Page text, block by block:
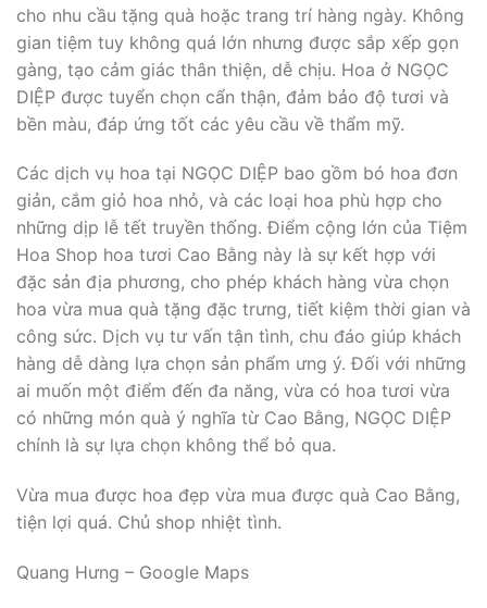
cho nhu cầu tặng quà hoặc trang trí hàng ngày. Không
gian tiệm tuy không quá lớn nhưng được sắp xếp gọn
gàng, tạo cảm giác thân thiện, dễ chịu. Hoa ở NGỌC
DIỆP được tuyển chọn cẩn thận, đảm bảo độ tươi và
bền màu, đáp ứng tốt các yêu cầu về thẩm mỹ.
Các dịch vụ hoa tại NGỌC DIỆP bao gồm bó hoa đơn
giản, cắm giỏ hoa nhỏ, và các loại hoa phù hợp cho
những dịp lễ tết truyền thống. Điểm cộng lớn của Tiệm
Hoa Shop hoa tươi Cao Bằng này là sự kết hợp với
đặc sản địa phương, cho phép khách hàng vừa chọn
hoa vừa mua quà tặng đặc trưng, tiết kiệm thời gian và
công sức. Dịch vụ tư vấn tận tình, chu đáo giúp khách
hàng dễ dàng lựa chọn sản phẩm ưng ý. Đối với những
ai muốn một điểm đến đa năng, vừa có hoa tươi vừa
có những món quà ý nghĩa từ Cao Bằng, NGỌC DIỆP
chính là sự lựa chọn không thể bỏ qua.
Vừa mua được hoa đẹp vừa mua được quà Cao Bằng,
tiện lợi quá. Chủ shop nhiệt tình.
Quang Hưng – Google Maps